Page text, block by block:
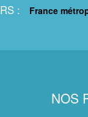
: France
NOS